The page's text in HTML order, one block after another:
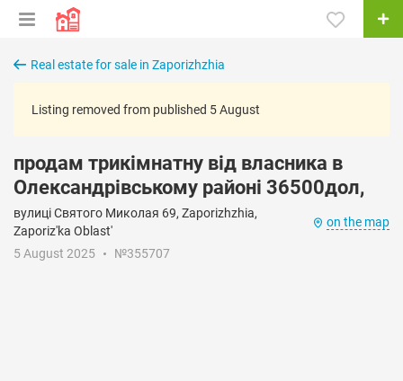
Real estate for sale in Zaporizhzhia
Listing removed from published 5 August
продам трикімнатну від власника в
Олександрівському районі 36500дол,
вулиці Святого Миколая 69, Zaporizhzhia,
Zaporiz'ka Oblast'
on the map
5 August 2025 №355707